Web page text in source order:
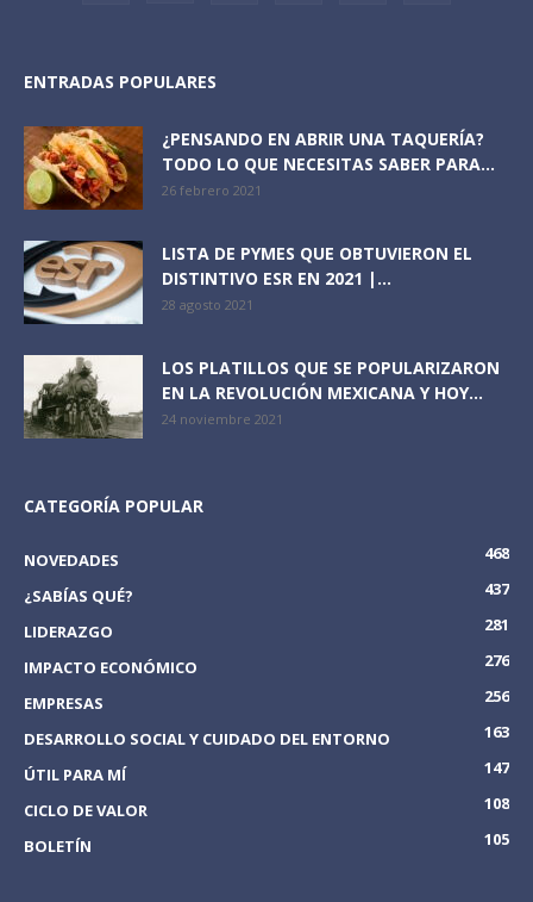
ENTRADAS POPULARES
¿PENSANDO EN ABRIR UNA TAQUERÍA?
TODO LO QUE NECESITAS SABER PARA...
26 febrero 2021
LISTA DE PYMES QUE OBTUVIERON EL
DISTINTIVO ESR EN 2021 |...
28 agosto 2021
LOS PLATILLOS QUE SE POPULARIZARON
EN LA REVOLUCIÓN MEXICANA Y HOY...
24 noviembre 2021
CATEGORÍA POPULAR
NOVEDADES
468
¿SABÍAS QUÉ?
437
LIDERAZGO
281
IMPACTO ECONÓMICO
276
EMPRESAS
256
DESARROLLO SOCIAL Y CUIDADO DEL ENTORNO
163
ÚTIL PARA MÍ
147
CICLO DE VALOR
108
BOLETÍN
105